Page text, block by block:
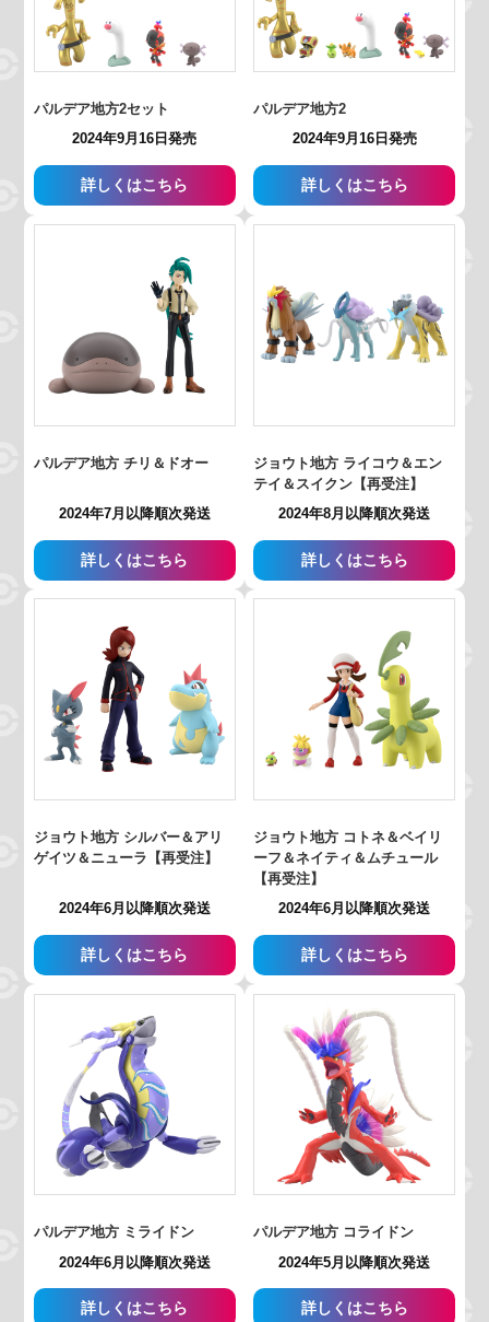
パルデア地方2セット
2024年9月16日発売
詳しくはこちら
パルデア地方2
2024年9月16日発売
詳しくはこちら
パルデア地方 チリ＆ドオー
2024年7月以降順次発送
詳しくはこちら
ジョウト地方 ライコウ＆エン
テイ＆スイクン【再受注】
2024年8月以降順次発送
詳しくはこちら
ジョウト地方 シルバー＆アリ
ゲイツ＆ニューラ【再受注】
2024年6月以降順次発送
詳しくはこちら
ジョウト地方 コトネ＆ベイリ
ーフ＆ネイティ＆ムチュール
【再受注】
2024年6月以降順次発送
詳しくはこちら
パルデア地方 ミライドン
2024年6月以降順次発送
詳しくはこちら
パルデア地方 コライドン
2024年5月以降順次発送
詳しくはこちら